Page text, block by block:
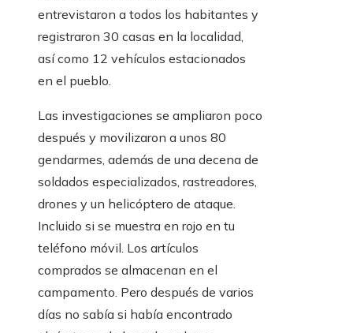
entrevistaron a todos los habitantes y
registraron 30 casas en la localidad,
así como 12 vehículos estacionados
en el pueblo.
Las investigaciones se ampliaron poco
después y movilizaron a unos 80
gendarmes, además de una decena de
soldados especializados, rastreadores,
drones y un helicóptero de ataque.
Incluido si se muestra en rojo en tu
teléfono móvil. Los artículos
comprados se almacenan en el
campamento. Pero después de varios
días no sabía si había encontrado